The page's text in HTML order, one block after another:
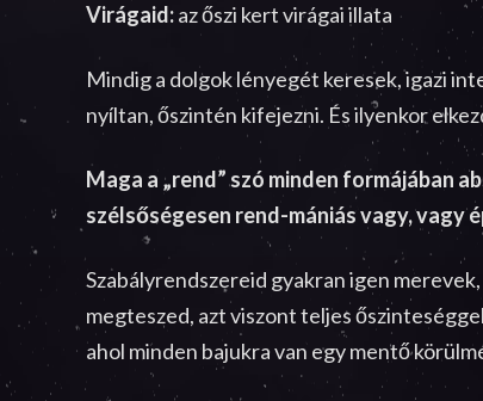
Virágaid:az őszi kert virágai illata
Mindig a dolgok lényegét keresek, igazi
nyíltan, őszintén kifejezni. És ilyenkor
Maga a „rend” szó minden formájában
szélsőségesen rend-mániás vagy, vagy
Szabályrendszereid gyakran igen
megteszed, azt viszont teljes
ahol minden bajukra van egy mentő